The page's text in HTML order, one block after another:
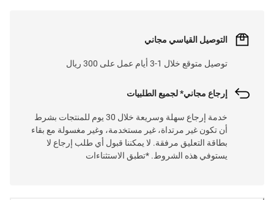
التوصيل القياسي مجاني
توصيل متوقع خلال 1-3 أيام عمل على 300 ريال
إرجاع مجاني* لجميع الطلبيات
خدمة إرجاع سهلة وسريعة خلال 30 يوم للمنتجات بشرط
أن تكون غير مرتداة، غير مستخدمة، وغير مغسولة مع بقاء
بطاقة التعليق مرفقة. لا يمكننا قبول أي طلب إرجاع لا
يستوفي هذه الشروط. *تطبق الاستثناءات